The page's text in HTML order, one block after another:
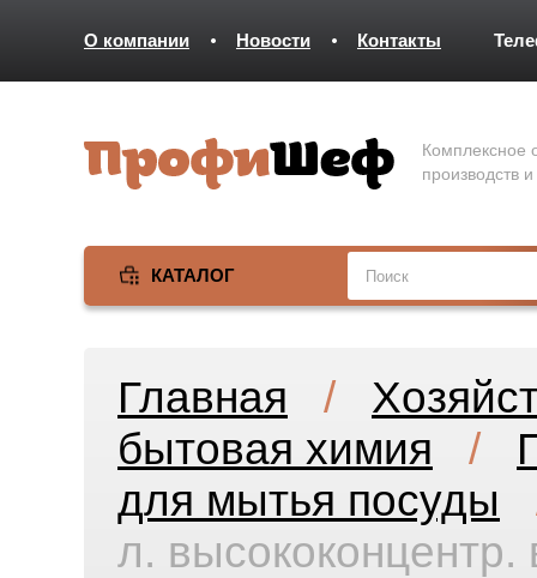
О компании Новости Контакты
Комплексное
производств
КАТАЛОГ
Главная /
бытовая химия /
для мытья посуды
л.